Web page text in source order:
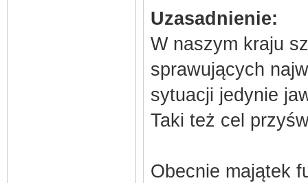
Uzasadnienie:
W naszym kraju
sprawujących
sytuacji jedynie
Taki też cel
Obecnie majątek